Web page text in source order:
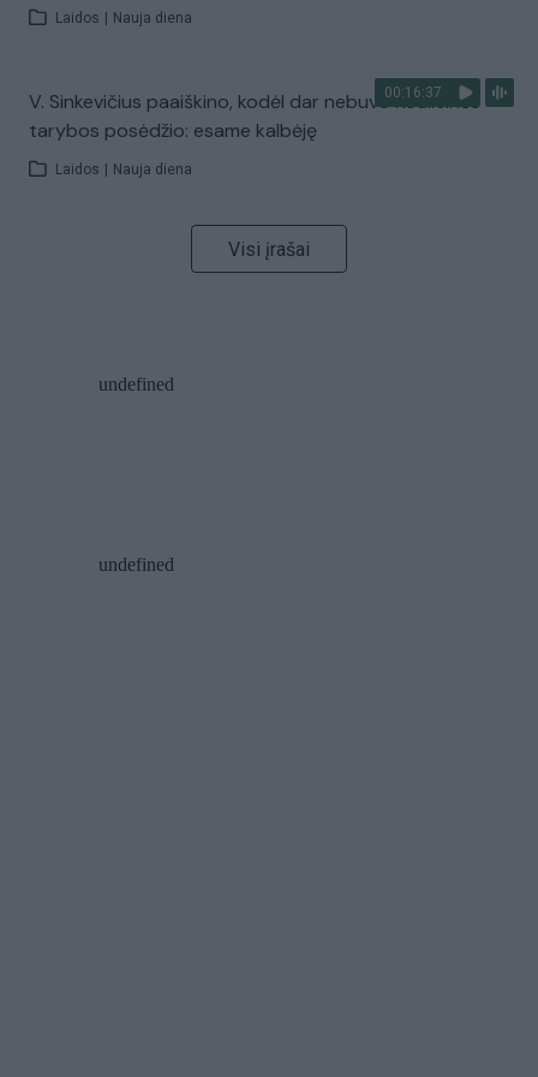
Laidos Nauja diena
00:16:37
V. Sinkevičius paaiškino, kodėl dar nebuvo Koalicinės
tarybos posėdžio: esame kalbėję
Laidos Nauja diena
Visi įrašai